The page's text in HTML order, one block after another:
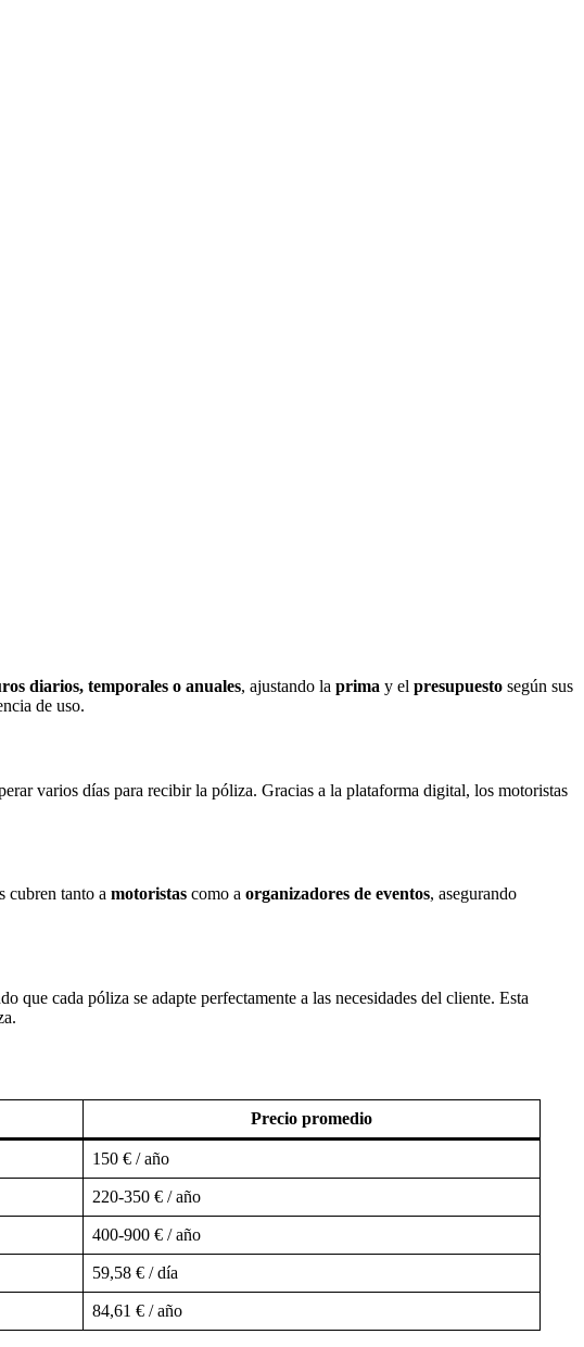
diarios, temporales o anuales, ajustando la prima y el presupuesto según sus
de uso.
varios días para recibir la póliza. Gracias a la plataforma digital, los motoristas
cubren tanto a motoristas como a organizadores de eventos, asegurando
que cada póliza se adapte perfectamente a las necesidades del cliente. Esta
Precio promedio
150 € / año
220-350 € / año
400-900 € / año
59,58 € / día
84,61 € / año